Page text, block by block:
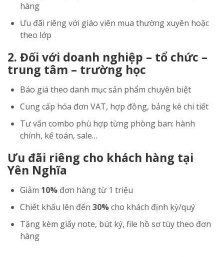
hàng
Ưu đãi riêng với giáo viên mua thường xuyên hoặc
theo lớp
2. Đối với doanh nghiệp – tổ chức –
trung tâm – trường học
Báo giá theo danh mục sản phẩm chuyên biệt
Cung cấp hóa đơn VAT, hợp đồng, bảng kê chi tiết
Tư vấn combo phù hợp từng phòng ban: hành
chính, kế toán, sale…
Ưu đãi riêng cho khách hàng tại
Yên Nghĩa
Giảm 10% đơn hàng từ 1 triệu
Chiết khấu lên đến 30%cho khách định kỳ/quý
Tặng kèm giấy note, bút ký, file hồ sơ tùy theo đơn
hàng